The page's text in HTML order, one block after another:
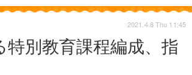
別教育課程編成、指
2021.4.8 Thu 11:45